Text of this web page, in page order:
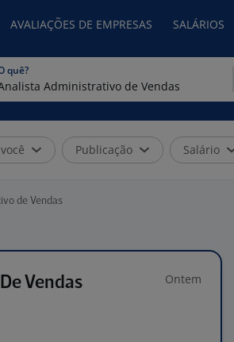
AVALIAÇÕES DE EMPRESAS SALÁRIOS
quê?
Publicação Salário
de Vendas
Vendas Ontem